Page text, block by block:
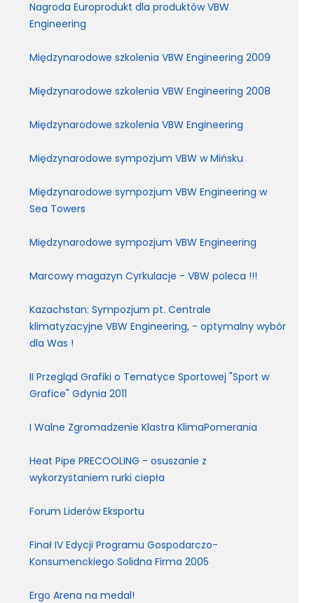
Nagroda Europrodukt dla produktów VBW
Engineering
Międzynarodowe szkolenia VBW Engineering 2009
Międzynarodowe szkolenia VBW Engineering 2008
Międzynarodowe szkolenia VBW Engineering
Międzynarodowe sympozjum VBW w Mińsku
Międzynarodowe sympozjum VBW Engineering w
Sea Towers
Międzynarodowe sympozjum VBW Engineering
Marcowy magazyn Cyrkulacje - VBW poleca !!!
Kazachstan: Sympozjum pt. Centrale
klimatyzacyjne VBW Engineering, - optymalny wybór
dla Was !
II Przegląd Grafiki o Tematyce Sportowej "Sport w
Grafice" Gdynia 2011
I Walne Zgromadzenie Klastra KlimaPomerania
Heat Pipe PRECOOLING - osuszanie z
wykorzystaniem rurki ciepła
Forum Liderów Eksportu
Finał IV Edycji Programu Gospodarczo-
Konsumenckiego Solidna Firma 2005
Ergo Arena na medal!